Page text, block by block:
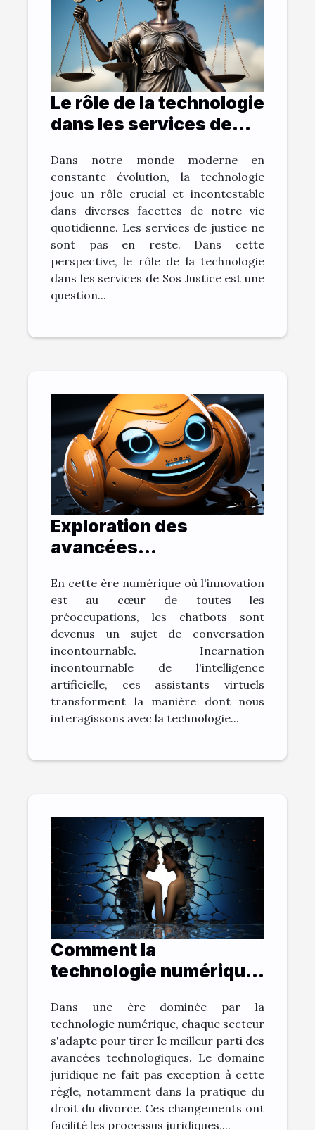
Le rôle de la technologie
dans les services de
Dans notre monde moderne en
constante évolution, la technologie
joue un rôle crucial et incontestable
dans diverses facettes de notre vie
quotidienne. Les services de justice ne
sont pas en reste. Dans cette
perspective, le rôle de la technologie
dans les services de Sos Justice est une
question...
Exploration des
avancées
L'évolution des
chatbots
En cette ère numérique où l'innovation
est au cœur de toutes les
préoccupations, les chatbots sont
devenus un sujet de conversation
incontournable. Incarnation
incontournable de l'intelligence
artificielle, ces assistants virtuels
transforment la manière dont nous
interagissons avec la technologie...
Comment la
technologie numérique
droit du divorce
Dans une ère dominée par la
technologie numérique, chaque secteur
s'adapte pour tirer le meilleur parti des
avancées technologiques. Le domaine
juridique ne fait pas exception à cette
règle, notamment dans la pratique du
droit du divorce. Ces changements ont
facilité les processus juridiques,...